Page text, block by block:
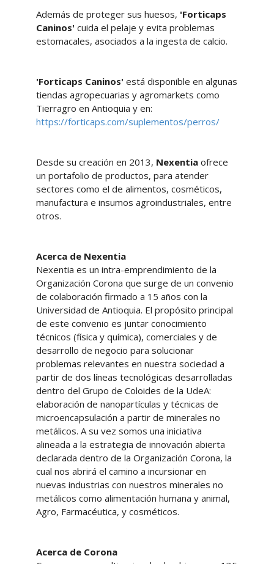
Además de proteger sus huesos, 'Forticaps
Caninos' cuida el pelaje y evita problemas
estomacales, asociados a la ingesta de calcio.
'Forticaps Caninos' está disponible en algunas
tiendas agropecuarias y agromarkets como
Tierragro en Antioquia y en:
https://forticaps.com/suplementos/perros/
Desde su creación en 2013, Nexentiaofrece
un portafolio de productos, para atender
sectores como el de alimentos, cosméticos,
manufactura e insumos agroindustriales, entre
otros.
Acerca de Nexentia
Nexentia es un intra-emprendimiento de la
Organización Corona que surge de un convenio
de colaboración firmado a 15 años con la
Universidad de Antioquia. El propósito principal
de este convenio es juntar conocimiento
técnicos (física y química), comerciales y de
desarrollo de negocio para solucionar
problemas relevantes en nuestra sociedad a
partir de dos líneas tecnológicas desarrolladas
dentro del Grupo de Coloides de la UdeA:
elaboración de nanopartículas y técnicas de
microencapsulación a partir de minerales no
metálicos. A su vez somos una iniciativa
alineada a la estrategia de innovación abierta
declarada dentro de la Organización Corona, la
cual nos abrirá el camino a incursionar en
nuevas industrias con nuestros minerales no
metálicos como alimentación humana y animal,
Agro, Farmacéutica, y cosméticos.
Acerca de Corona